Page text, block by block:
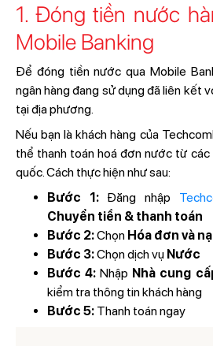
1. Đóng tiền nước
Mobile Banking
Để đóng tiền nước qua Mobile
ngân hàng đang sử dụng đã liên kết
tại địa phương.
Nếu bạn là khách hàng của
thể thanh toán hoá đơn nước từ
quốc. Cách thực hiện như sau:
Bước 1:Đăng nhập
Chuyển tiền & thanh toán
Bước 2:Chọn Hóa đơn và
Bước 3:Chọn dịch vụ Nước
Bước 4: Nhập Nhà cung
kiểm tra thông tin khách hàng
Bước 5:Thanh toán ngay